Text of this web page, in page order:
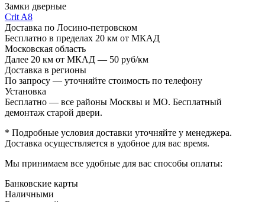
Замки дверные
Crit A8
Доставка по Лосино-петровском
Бесплатно в пределах 20 км от МКАД
Московская область
Далее 20 км от МКАД — 50 руб/км
Доставка в регионы
По запросу — уточняйте стоимость по телефону
Установка
Бесплатно — все районы Москвы и МО. Бесплатный
демонтаж старой двери.
* Подробные условия доставки уточняйте у менеджера.
Доставка осуществляется в удобное для вас время.
Мы принимаем все удобные для вас способы оплаты:
Банковские карты
Наличными